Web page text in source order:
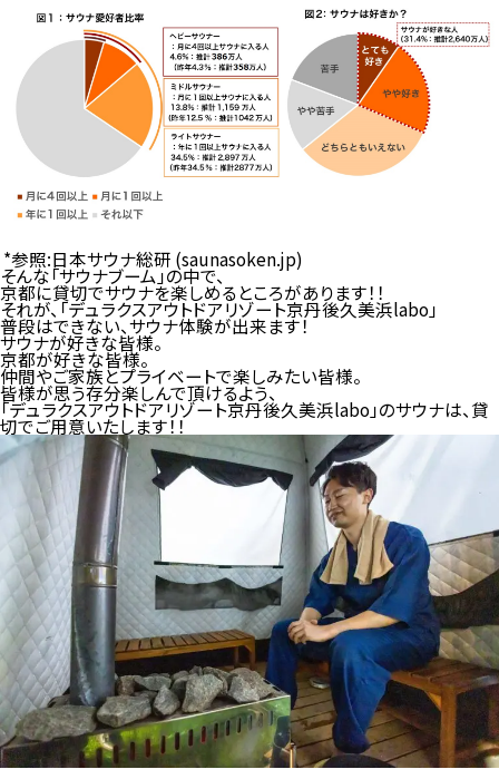
*参照:日本サウナ総研 (saunasoken.jp)
そんな「サウナブーム」の中で、
京都に貸切でサウナを楽しめるところがあります！！
それが、「デュラクスアウトドアリゾート京丹後久美浜labo」
普段はできない、サウナ体験が出来ます！
サウナが好きな皆様。
京都が好きな皆様。
仲間やご家族とプライベートで楽しみたい皆様。
皆様が思う存分楽しんで頂けるよう、
「デュラクスアウトドアリゾート京丹後久美浜labo」のサウナは、貸
切でご用意いたします！！